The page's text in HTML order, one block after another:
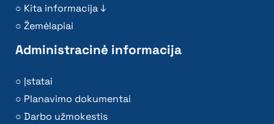
Kita informacija ↓
Žemėlapiai
Administracinė informacija
Įstatai
Planavimo dokumentai
Darbo užmokestis